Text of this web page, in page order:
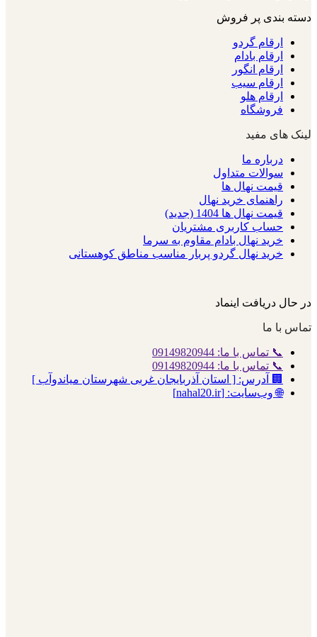
دسته بندی پر فروش
ارقام گردو
ارقام بادام
ارقام انگور
ارقام سیب
ارقام هلو
فروشگاه
لینک های مفید
درباره ما
سوالات متداول
قیمت نهال ها
راهنمای خرید نهال
قیمت نهال ها 1404 (جدید)
حساب کاربری مشتریان
خرید نهال بادام مقاوم به سرما
خرید نهال گردو پربار مناسب مناطق کوهستانی
در حال دریافت اینماد
تماس با ما
📞 تماس با ما: 09149820944
📞 تماس با ما: 09149820944
🏢 آدرس: [ استان آذربایجان غربی شهرستان میاندوآب ]
🌐 وب‌سایت: [nahal20.ir]